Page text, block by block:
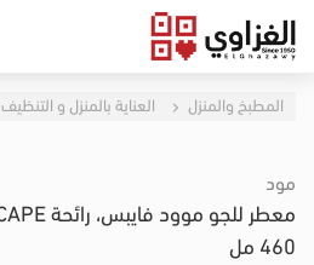
المطبخ والمنزل العناية بالمنزل و التنظيف
مود
460 مل